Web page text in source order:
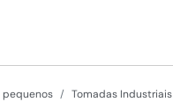
pequenos
Tomadas Industriais